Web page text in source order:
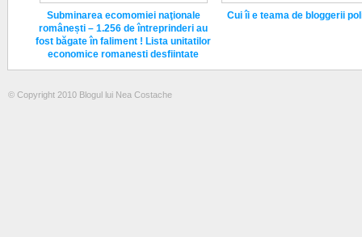
Subminarea ecomomiei naţionale
românești – 1.256 de întreprinderi au
fost băgate în faliment ! Lista unitatilor
economice romanesti desfiintate
Cui îi e teama de bloggerii
© Copyright 2010 Blogul lui Nea Costache